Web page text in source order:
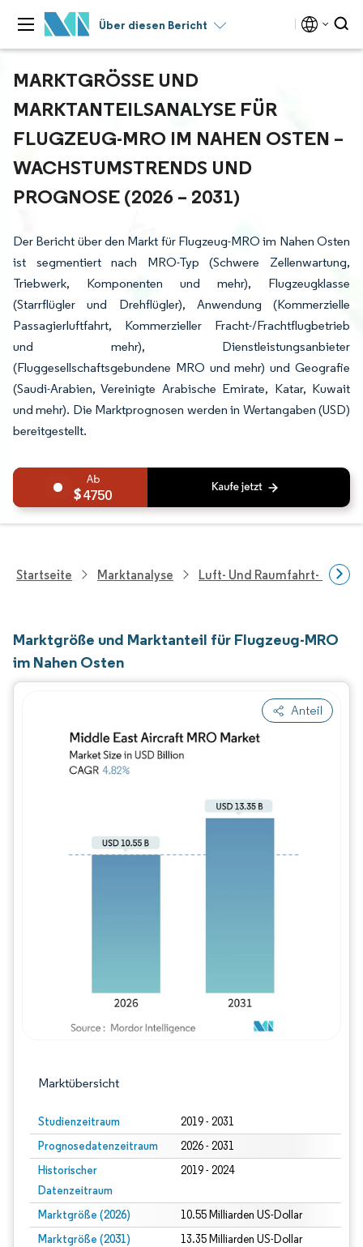
Über diesen Bericht
MARKTGRÖSSE UND M
ARKTANTEILSANALYSE FÜR F
LUGZEUG-MRO IM NAHEN OSTEN – W
ACHSTUMSTRENDS UND P
ROGNOSE (2026 – 2031)
Der Bericht über den Markt für Flugzeug-MRO im Nahen Osten
ist segmentiert nach MRO-Typ (Schwere Zellenwartung,
Triebwerk, Komponenten und mehr), Flugzeugklasse
(Starrflügler und Drehflügler), Anwendung (Kommerzielle
Passagierluftfahrt, Kommerzieller Fracht-/Frachtflugbetrieb
und mehr), Dienstleistungsanbieter
(Fluggesellschaftsgebundene MRO und mehr) und Geografie
(Saudi-Arabien, Vereinigte Arabische Emirate, Katar, Kuwait
und mehr). Die Marktprognosen werden in Wertangaben (USD)
bereitgestellt.
4750
Startseite Marktanalyse Luft- Und Raumfahrt- Und
Marktgröße und Marktanteil für Flugzeug-MRO
im Nahen Osten
Anteil
Marktübersicht
Studienzeitraum 2019 - 2031
Prognosedatenzeitraum 2026 - 2031
Historischer
Datenzeitraum
2019 - 2024
Marktgröße (2026) 10.55 Milliarden US-Dollar
Marktgröße (2031) 13.35 Milliarden US-Dollar